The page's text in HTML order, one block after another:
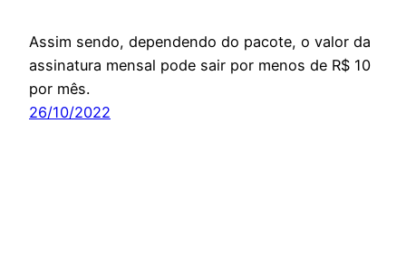
Assim sendo, dependendo do pacote, o valor da
assinatura mensal pode sair por menos de R$ 10
por mês.
26/10/2022